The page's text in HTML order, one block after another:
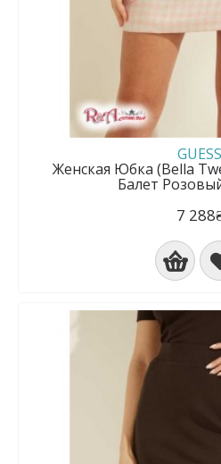
GUESS
Женская Юбка (Bella
Балет
7